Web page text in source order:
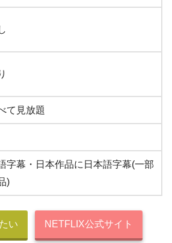
て見放題
字幕・日本作品に日本語字幕(一部
)
い NETFLIX公式サイト